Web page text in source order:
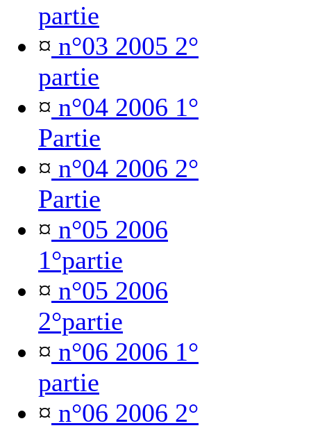
partie
¤ n°03 2005 2°
partie
¤ n°04 2006 1°
Partie
¤ n°04 2006 2°
Partie
¤ n°05 2006
1°partie
¤ n°05 2006
2°partie
¤ n°06 2006 1°
partie
¤ n°06 2006 2°